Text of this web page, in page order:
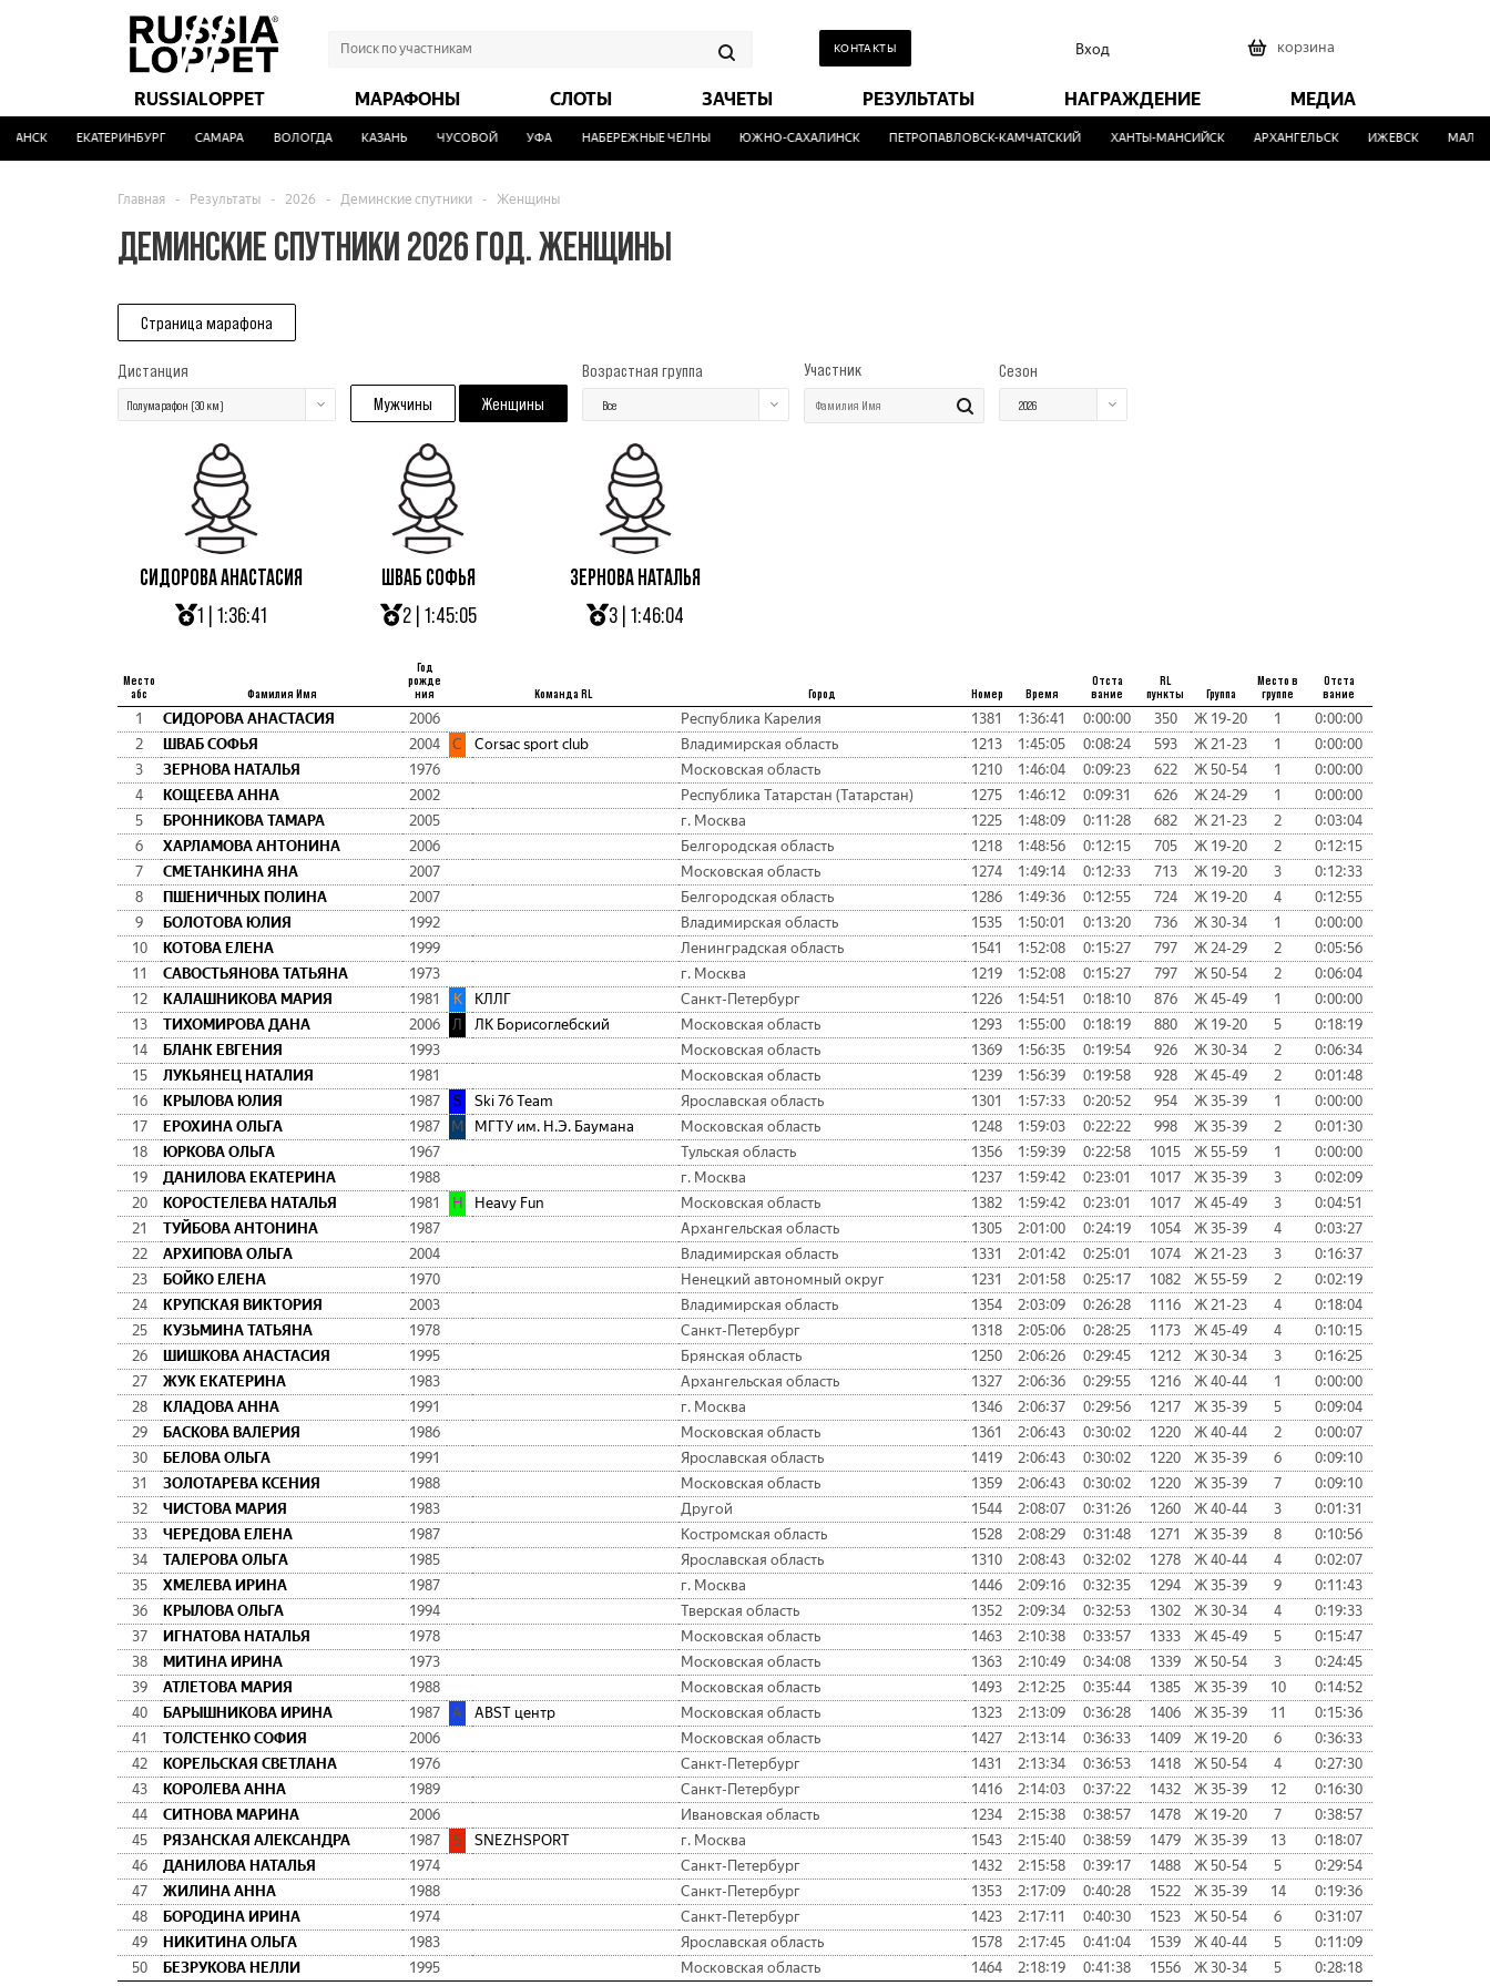
КОНТАКТЫ Вход корзина
RUSSIALOPPET МАРАФОНЫ СЛОТЫ ЗАЧЕТЫ РЕЗУЛЬТАТЫ НАГРАЖДЕНИЕ МЕДИА
ЕКАТЕРИНБУРГ САМАРА ВОЛОГДА КАЗАНЬ ЧУСОВОЙ УФА НАБЕРЕЖНЫЕ ЧЕЛНЫ ЮЖНО-САХАЛИНСК ПЕТРОПАВЛОВСК-КАМЧАТСКИЙ ХАНТЫ-МАНСИЙСК АРХАНГЕЛЬСК ИЖЕВСК
Главная - Результаты - 2026 - Деминские спутники - Женщины
ДЕМИНСКИЕ СПУТНИКИ 2026 ГОД. ЖЕНЩИНЫ
Страница марафона
Дистанция
Полумарафон (30 км) Мужчины Женщины
Возрастная группа
Все
Участник Сезон
2026
СИДОРОВА АНАСТАСИЯ
1 | 1:36:41
ШВАБ СОФЬЯ
2 | 1:45:05
ЗЕРНОВА НАТАЛЬЯ
3 | 1:46:04
Место
абс
Фамилия Имя
Год
рожде
ния
Команда RL Город Номер Время
Отста
вание
RL
пункты
Группа
Место в
группе
Отста
вание
1 СИДОРОВА АНАСТАСИЯ 2006 Республика Карелия 1381 1:36:41 0:00:00 350 Ж 19-20 1
0:00:00
2
ШВАБ СОФЬЯ 2004 C Corsac sport club Владимирская область 1213 1:45:05 0:08:24 593 Ж 21-23 1
0:00:00
3
ЗЕРНОВА НАТАЛЬЯ 1976 Московская область 1210 1:46:04 0:09:23 622 Ж 50-54 1
0:00:00
4
КОЩЕЕВА АННА 2002 Республика Татарстан (Татарстан) 1275 1:46:12 0:09:31 626 Ж 24-29 1
0:00:00
5
БРОННИКОВА ТАМАРА 2005 г. Москва 1225 1:48:09 0:11:28 682 Ж 21-23 2
0:03:04
6
ХАРЛАМОВА АНТОНИНА 2006 Белгородская область 1218 1:48:56 0:12:15 705 Ж 19-20 2
0:12:15
7
СМЕТАНКИНА ЯНА 2007 Московская область 1274 1:49:14 0:12:33 713 Ж 19-20 3
0:12:33
8
ПШЕНИЧНЫХ ПОЛИНА 2007 Белгородская область 1286 1:49:36 0:12:55 724 Ж 19-20 4
0:12:55
9
БОЛОТОВА ЮЛИЯ 1992 Владимирская область 1535 1:50:01 0:13:20 736 Ж 30-34 1
0:00:00
10
КОТОВА ЕЛЕНА 1999 Ленинградская область 1541 1:52:08 0:15:27 797 Ж 24-29 2
0:05:56
11
САВОСТЬЯНОВА ТАТЬЯНА 1973 г. Москва 1219 1:52:08 0:15:27 797 Ж 50-54 2
0:06:04
12
КАЛАШНИКОВА МАРИЯ 1981 К КЛЛГ Санкт-Петербург 1226 1:54:51 0:18:10 876 Ж 45-49 1
0:00:00
13
ТИХОМИРОВА ДАНА 2006 Л ЛК Борисоглебский Московская область 1293 1:55:00 0:18:19 880 Ж 19-20 5
0:18:19
14
БЛАНК ЕВГЕНИЯ 1993 Московская область 1369 1:56:35 0:19:54 926 Ж 30-34 2
0:06:34
15
ЛУКЬЯНЕЦ НАТАЛИЯ 1981 Московская область 1239 1:56:39 0:19:58 928 Ж 45-49 2
0:01:48
16
КРЫЛОВА ЮЛИЯ 1987 S Ski 76 Team Ярославская область 1301 1:57:33 0:20:52 954 Ж 35-39 1
0:00:00
17
ЕРОХИНА ОЛЬГА 1987 М МГТУ им. Н.Э. Баумана Московская область 1248 1:59:03 0:22:22 998 Ж 35-39 2
0:01:30
18
ЮРКОВА ОЛЬГА 1967 Тульская область 1356 1:59:39 0:22:58 1015 Ж 55-59 1
0:00:00
19
ДАНИЛОВА ЕКАТЕРИНА 1988 г. Москва 1237 1:59:42 0:23:01 1017 Ж 35-39 3
0:02:09
20
КОРОСТЕЛЕВА НАТАЛЬЯ 1981 H Heavy Fun Московская область 1382 1:59:42 0:23:01 1017 Ж 45-49 3
0:04:51
21
ТУЙБОВА АНТОНИНА 1987 Архангельская область 1305 2:01:00 0:24:19 1054 Ж 35-39 4
0:03:27
22
АРХИПОВА ОЛЬГА 2004 Владимирская область 1331 2:01:42 0:25:01 1074 Ж 21-23 3
0:16:37
23
БОЙКО ЕЛЕНА 1970 Ненецкий автономный округ 1231 2:01:58 0:25:17 1082 Ж 55-59 2
0:02:19
24
КРУПСКАЯ ВИКТОРИЯ 2003 Владимирская область 1354 2:03:09 0:26:28 1116 Ж 21-23 4
0:18:04
25
КУЗЬМИНА ТАТЬЯНА 1978 Санкт-Петербург 1318 2:05:06 0:28:25 1173 Ж 45-49 4
0:10:15
26
ШИШКОВА АНАСТАСИЯ 1995 Брянская область 1250 2:06:26 0:29:45 1212 Ж 30-34 3
0:16:25
27
ЖУК ЕКАТЕРИНА 1983 Архангельская область 1327 2:06:36 0:29:55 1216 Ж 40-44 1
0:00:00
28
КЛАДОВА АННА 1991 г. Москва 1346 2:06:37 0:29:56 1217 Ж 35-39 5
0:09:04
29
БАСКОВА ВАЛЕРИЯ 1986 Московская область 1361 2:06:43 0:30:02 1220 Ж 40-44 2
0:00:07
30
БЕЛОВА ОЛЬГА 1991 Ярославская область 1419 2:06:43 0:30:02 1220 Ж 35-39 6
0:09:10
31
ЗОЛОТАРЕВА КСЕНИЯ 1988 Московская область 1359 2:06:43 0:30:02 1220 Ж 35-39 7
0:09:10
32
ЧИСТОВА МАРИЯ 1983 Другой 1544 2:08:07 0:31:26 1260 Ж 40-44 3
0:01:31
33
ЧЕРЕДОВА ЕЛЕНА 1987 Костромская область 1528 2:08:29 0:31:48 1271 Ж 35-39 8
0:10:56
34
ТАЛЕРОВА ОЛЬГА 1985 Ярославская область 1310 2:08:43 0:32:02 1278 Ж 40-44 4
0:02:07
35
ХМЕЛЕВА ИРИНА 1987 г. Москва 1446 2:09:16 0:32:35 1294 Ж 35-39 9
0:11:43
36
КРЫЛОВА ОЛЬГА 1994 Тверская область 1352 2:09:34 0:32:53 1302 Ж 30-34 4
0:19:33
37
ИГНАТОВА НАТАЛЬЯ 1978 Московская область 1463 2:10:38 0:33:57 1333 Ж 45-49 5
0:15:47
38
МИТИНА ИРИНА 1973 Московская область 1363 2:10:49 0:34:08 1339 Ж 50-54 3
0:24:45
39
АТЛЕТОВА МАРИЯ 1988 Московская область 1493 2:12:25 0:35:44 1385 Ж 35-39 10
0:14:52
40
БАРЫШНИКОВА ИРИНА 1987 A ABST центр Московская область 1323 2:13:09 0:36:28 1406 Ж 35-39 11
0:15:36
41
ТОЛСТЕНКО СОФИЯ 2006 Московская область 1427 2:13:14 0:36:33 1409 Ж 19-20 6
0:36:33
42
КОРЕЛЬСКАЯ СВЕТЛАНА 1976 Санкт-Петербург 1431 2:13:34 0:36:53 1418 Ж 50-54 4
0:27:30
43
КОРОЛЕВА АННА 1989 Санкт-Петербург 1416 2:14:03 0:37:22 1432 Ж 35-39 12
0:16:30
44
СИТНОВА МАРИНА 2006 Ивановская область 1234 2:15:38 0:38:57 1478 Ж 19-20 7
0:38:57
45
РЯЗАНСКАЯ АЛЕКСАНДРА 1987 S SNEZHSPORT г. Москва 1543 2:15:40 0:38:59 1479 Ж 35-39 13
0:18:07
46
ДАНИЛОВА НАТАЛЬЯ 1974 Санкт-Петербург 1432 2:15:58 0:39:17 1488 Ж 50-54 5
0:29:54
47
ЖИЛИНА АННА 1988 Санкт-Петербург 1353 2:17:09 0:40:28 1522 Ж 35-39 14
0:19:36
48
БОРОДИНА ИРИНА 1974 Санкт-Петербург 1423 2:17:11 0:40:30 1523 Ж 50-54 6
0:31:07
49
НИКИТИНА ОЛЬГА 1983 Ярославская область 1578 2:17:45 0:41:04 1539 Ж 40-44 5
0:11:09
50
БЕЗРУКОВА НЕЛЛИ 1995 Московская область 1464 2:18:19 0:41:38 1556 Ж 30-34 5 0:28:18